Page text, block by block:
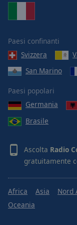
Paesi confinanti
Svizzera
San Marino
Paesi popolari
Germania
Brasile
Ascolta Radio
gratuitamente
Africa Asia Nord
Oceania